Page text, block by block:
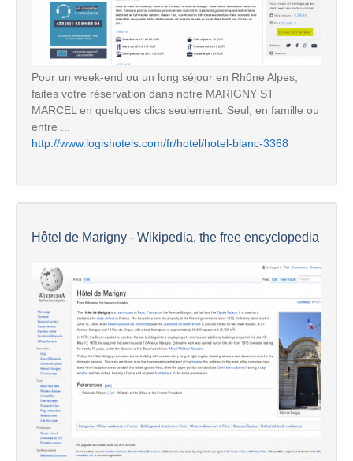
Pour un week-end ou un long séjour en Rhône Alpes,
faites votre réservation dans notre MARIGNY ST
MARCEL en quelques clics seulement. Seul, en famille ou
entre ...
http://www.logishotels.com/fr/hotel/hotel-blanc-3368
Hôtel de Marigny - Wikipedia, the free encyclopedia